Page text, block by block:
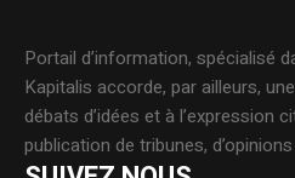
Portail d’information, spécialisé
Kapitalis accorde, par ailleurs,
débats d’idées et à l’expression
publication de tribunes,